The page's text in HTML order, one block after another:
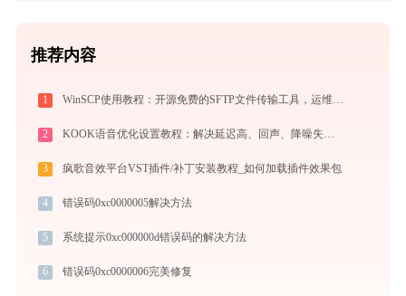
推荐内容
1 WinSCP使用教程：开源免费的SFTP文件传输工具，运维必备远程管理利器
2 KOOK语音优化设置教程：解决延迟高、回声、降噪失效问题
3 疯歌音效平台VST插件/补丁安装教程_如何加载插件效果包
4 错误码0xc0000005解决方法
5 系统提示0xc000000d错误码的解决方法
6 错误码0xc0000006完美修复